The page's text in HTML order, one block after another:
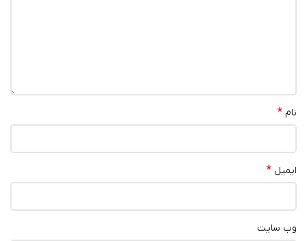
نام *
ایمیل *
وب‌ سایت